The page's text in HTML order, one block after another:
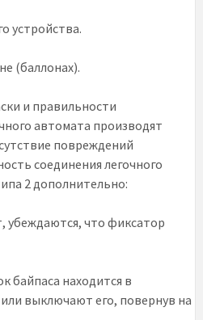
устройства.
(баллонах).
и правильности
автомата производят
повреждений
соединения легочного
2 дополнительно:
убеждаются, что фиксатор
байпаса находится в
выключают его, повернув на